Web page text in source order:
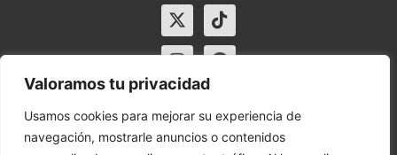
Valoramos tu privacidad
Usamos cookies para mejorar su experiencia de
navegación, mostrarle anuncios o contenidos
X-
twitter
Tiktok
InstagramFacebook
Horario: Lun-Vie de 10:00-13:30 y 17:00-20:00 – Sáb de